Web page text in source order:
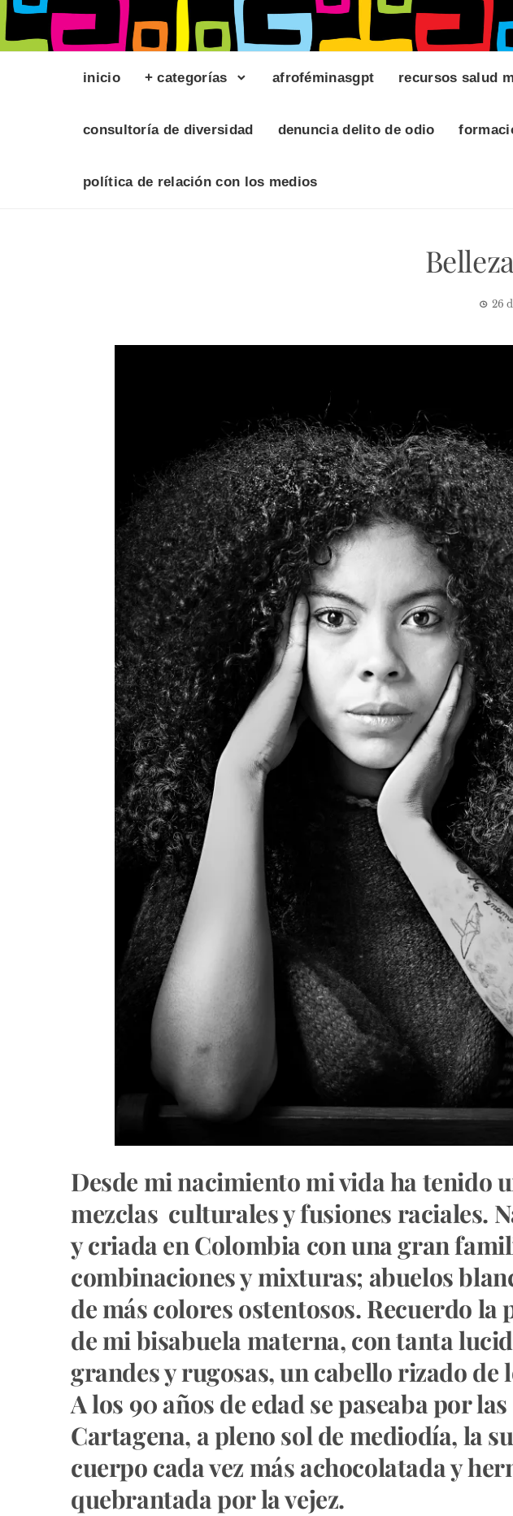
inicio + categorías afroféminasgpt recursos salud
consultoría de diversidad denuncia delito de odio
política de relación con los medios
26
Desde mi nacimiento mi vida ha tenido
mezclas culturales y fusiones raciales.
y criada en Colombia con una gran
combinaciones y mixturas; abuelos
de más colores ostentosos. Recuerdo la
de mi bisabuela materna, con tanta
grandes y rugosas, un cabello rizado de
A los 90 años de edad se paseaba por
Cartagena, a pleno sol de mediodía, la
cuerpo cada vez más achocolatada y
quebrantada por la vejez.